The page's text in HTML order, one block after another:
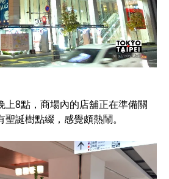
上8點，商場內的店舖正在準備關
誕樹點綴，感覺頗熱鬧。